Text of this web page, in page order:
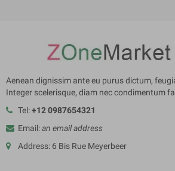
Aenean dignissim ante eu purus dictum,
Integer scelerisque, diam nec condimentum
Tel:+12 0987654321
Email:an email address
Address: 6 Bis Rue Meyerbeer